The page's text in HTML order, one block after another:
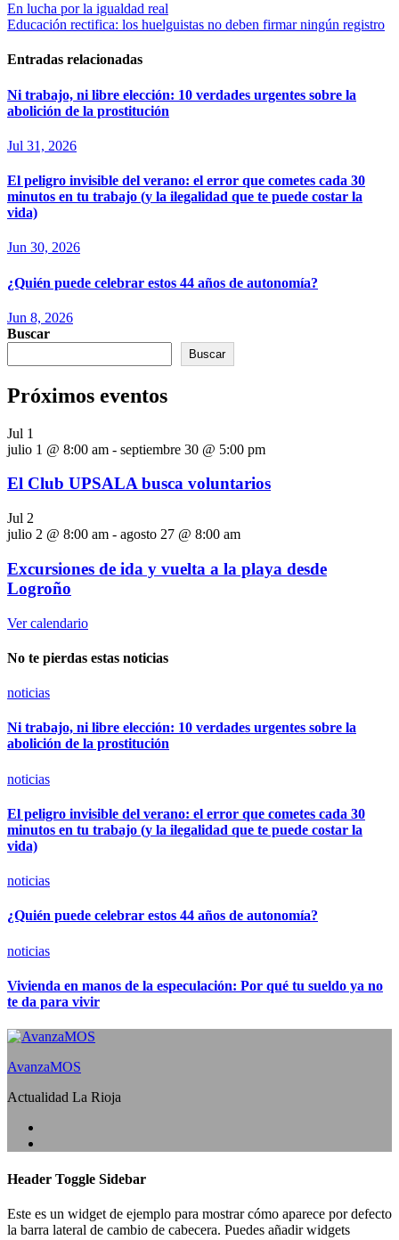
En lucha por la igualdad real
Educación rectifica: los huelguistas no deben firmar ningún registro
Entradas relacionadas
Ni trabajo, ni libre elección: 10 verdades urgentes sobre la
abolición de la prostitución
Jul 31, 2026
El peligro invisible del verano: el error que cometes cada 30
minutos en tu trabajo (y la ilegalidad que te puede costar la
vida)
Jun 30, 2026
¿Quién puede celebrar estos 44 años de autonomía?
Jun 8, 2026
Buscar
Buscar
Próximos eventos
Jul 1
julio 1 @ 8:00 am - septiembre 30 @ 5:00 pm
El Club UPSALA busca voluntarios
Jul 2
julio 2 @ 8:00 am - agosto 27 @ 8:00 am
Excursiones de ida y vuelta a la playa desde
Logroño
Ver calendario
No te pierdas estas noticias
noticias
Ni trabajo, ni libre elección: 10 verdades urgentes sobre la
abolición de la prostitución
noticias
El peligro invisible del verano: el error que cometes cada 30
minutos en tu trabajo (y la ilegalidad que te puede costar la
vida)
noticias
¿Quién puede celebrar estos 44 años de autonomía?
noticias
Vivienda en manos de la especulación: Por qué tu sueldo ya no
te da para vivir
AvanzaMOS
Actualidad La Rioja
Header Toggle Sidebar
Este es un widget de ejemplo para mostrar cómo aparece por defecto
la barra lateral de cambio de cabecera. Puedes añadir widgets